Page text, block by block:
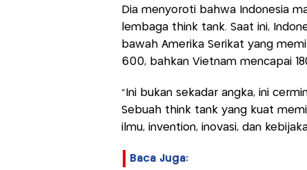
Dia menyoroti bahwa Indonesia
lembaga think tank. Saat ini,
bawah Amerika Serikat yang
600, bahkan Vietnam mencapai
“Ini bukan sekadar angka, ini
Sebuah think tank yang kuat
ilmu, invention, inovasi, dan
Baca Juga: